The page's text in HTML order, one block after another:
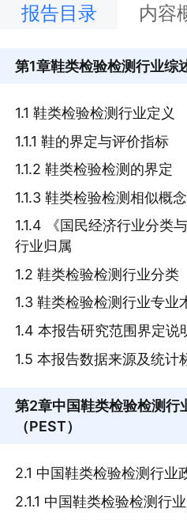
报告目录 内容
第1章鞋类检验检测行业综
1.1 鞋类检验检测行业定义
1.1.1 鞋的界定与评价指标
1.1.2 鞋类检验检测的界定
1.1.3 鞋类检验检测相似概
1.1.4 《国民经济行业分类
行业归属
1.2 鞋类检验检测行业分类
1.3 鞋类检验检测行业专业
1.4 本报告研究范围界定说
1.5 本报告数据来源及统计
第2章中国鞋类检验检测行
（PEST）
2.1 中国鞋类检验检测行业
2.1.1 中国鞋类检验检测行